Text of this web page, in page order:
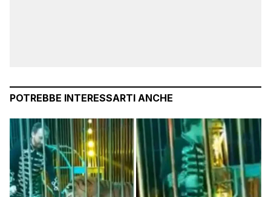
POTREBBE INTERESSARTI ANCHE